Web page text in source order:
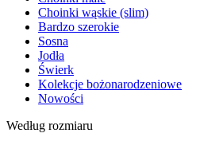
Choinki wąskie (slim)
Bardzo szerokie
Sosna
Jodła
Świerk
Kolekcje bożonarodzeniowe
Nowości
Według rozmiaru